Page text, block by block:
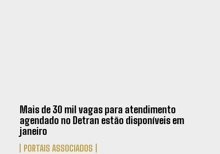
Mais de 30 mil vagas para atendimento
agendado no Detran estão disponíveis em
janeiro
PORTAIS ASSOCIADOS